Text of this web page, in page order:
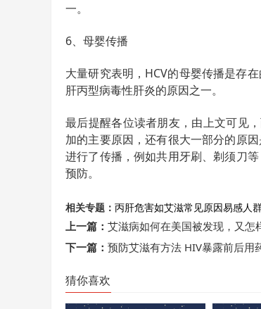
一。
6、母婴传播
大量研究表明，HCV的母婴传播是存
肝丙型病毒性肝炎的原因之一。
最后提醒各位读者朋友，由上文可见
加的主要原因，还有很大一部分的原
进行了传播，例如共用牙刷、剃须刀
预防。
相关专题： 丙肝危害如艾滋常见原因易感人
上一篇： 艾滋病如何在美国被发现，又怎
下一篇： 预防艾滋有方法 HIV暴露前后用
猜你喜欢